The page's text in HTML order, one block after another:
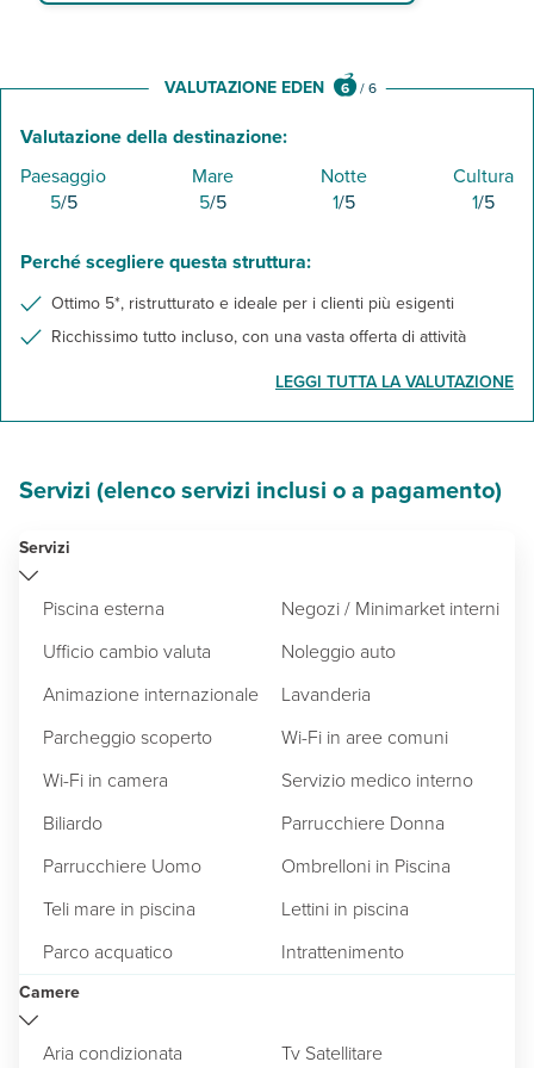
VALUTAZIONE EDEN 6 /6
Valutazione della destinazione:
Paesaggio
5/5
Mare
5/5
Notte
1/5
Cultura
1/5
Perché scegliere questa struttura:
Ottimo 5*, ristrutturato e ideale per i clienti più esigenti
Ricchissimo tutto incluso, con una vasta offerta di attività
LEGGI TUTTA LA VALUTAZIONE
Servizi (elenco servizi inclusi o a pagamento)
Servizi
Piscina esterna
Negozi / Minimarket interni
Ufficio cambio valuta
Noleggio auto
Animazione internazionale
Lavanderia
Parcheggio scoperto
Wi-Fi in aree comuni
Wi-Fi in camera
Servizio medico interno
Biliardo
Parrucchiere Donna
Parrucchiere Uomo
Ombrelloni in Piscina
Teli mare in piscina
Lettini in piscina
Parco acquatico
Intrattenimento
Camere
Aria condizionata Tv Satellitare